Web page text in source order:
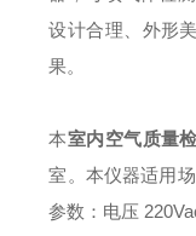
设计合理、外形
果。
本室内空气质量
室。 本仪器适用场
参数： 电压